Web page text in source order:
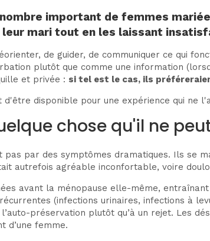
important de femmes
mari tout en les laissant
de guider, de communiquer ce qui
plutôt que comme une information
et privée : si tel est le cas, ils
disponible pour une expérience qui ne
chose qu'il ne
pas par des symptômes dramatiques. Ils se
autrefois agréable inconfortable, voire
avant la ménopause elle-même,
(infections urinaires, infections à
préservation plutôt qu’à un rejet. Les
d’une femme.